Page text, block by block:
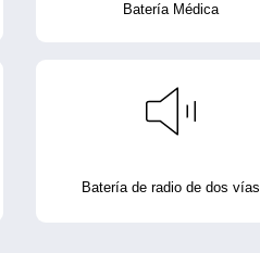
Batería Médica
Batería de radio de dos vías